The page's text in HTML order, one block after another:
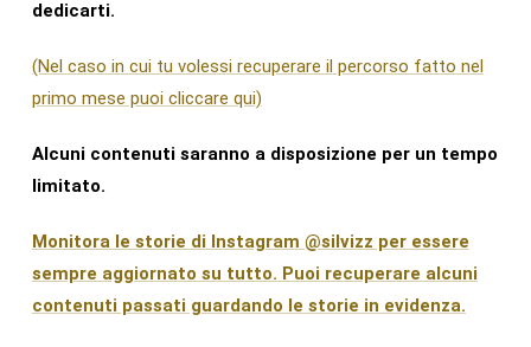
dedicarti.
(Nel caso in cui tu volessi recuperare il percorso fatto nel
primo mese puoi cliccare qui)
Alcuni contenuti saranno a disposizione per un tempo
limitato.
Monitora le storie di Instagram @silvizz per essere
sempre aggiornato su tutto. Puoi recuperare alcuni
contenuti passati guardando le storie in evidenza.